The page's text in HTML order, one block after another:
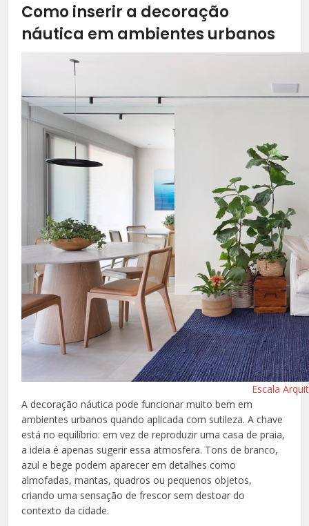
Como inserir a decoração
náutica em ambientes urbanos
Escala
A decoração náutica pode funcionar muito bem em
ambientes urbanos quando aplicada com sutileza. A chave
está no equilíbrio: em vez de reproduzir uma casa de praia,
a ideia é apenas sugerir essa atmosfera. Tons de branco,
azul e bege podem aparecer em detalhes como
almofadas, mantas, quadros ou pequenos objetos,
criando uma sensação de frescor sem destoar do
contexto da cidade.